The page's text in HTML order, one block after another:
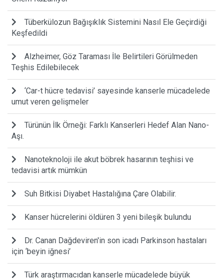
Tüberkülozun Bağışıklık Sistemini Nasıl Ele Geçirdiği
Keşfedildi
Alzheimer, Göz Taraması İle Belirtileri Görülmeden
Teşhis Edilebilecek
‘Car-t hücre tedavisi’ sayesinde kanserle mücadelede
umut veren gelişmeler
Türünün İlk Örneği: Farklı Kanserleri Hedef Alan Nano-
Aşı.
Nanoteknoloji ile akut böbrek hasarının teşhisi ve
tedavisi artık mümkün
Suh Bitkisi Diyabet Hastalığına Çare Olabilir.
Kanser hücrelerini öldüren 3 yeni bileşik bulundu
Dr. Canan Dağdeviren'in son icadı Parkinson hastaları
için ‘beyin iğnesi’
Türk araştırmacıdan kanserle mücadelede büyük